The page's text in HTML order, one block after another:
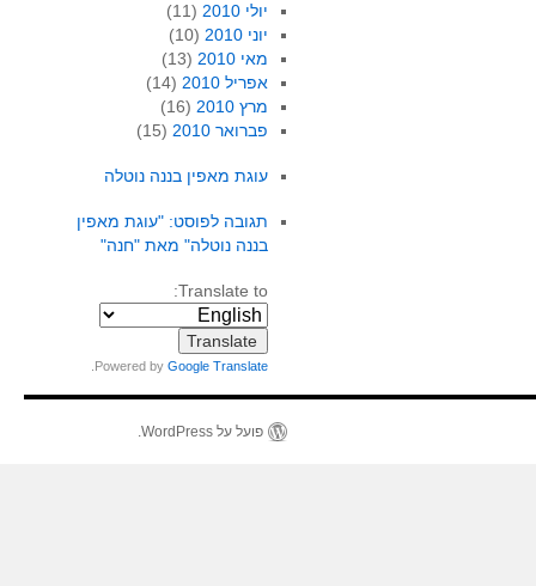
יולי 2010
(11)
יוני 2010
(10)
מאי 2010
(13)
אפריל 2010
(14)
מרץ 2010
(16)
פברואר 2010
(15)
עוגת מאפין בננה נוטלה
תגובה לפוסט: "עוגת מאפין
בננה נוטלה" מאת "חנה"
Translate to:
Powered byGoogle Translate
פועל על WordPress.